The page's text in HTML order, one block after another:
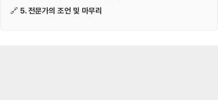
🔗 5. 전문가의 조언 및 마무리